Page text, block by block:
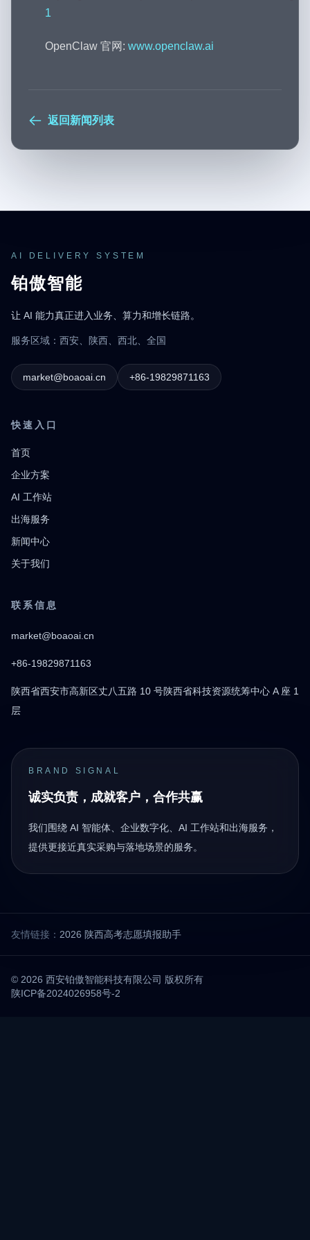
1
OpenClaw 官网: www.openclaw.ai
返回新闻列表
AI DELIVERY SYSTEM
铂傲智能
让 AI 能力真正进入业务、算力和增长链路。
服务区域：西安、陕西、西北、全国
market@boaoai.cn +86-19829871163
快速入口
首页
企业方案
AI 工作站
出海服务
新闻中心
关于我们
联系信息
market@boaoai.cn
+86-19829871163
陕西省西安市高新区丈八五路 10 号陕西省科技资源统筹中心 A 座 1
层
BRAND SIGNAL
诚实负责，成就客户，合作共赢
我们围绕 AI 智能体、企业数字化、AI 工作站和出海服务，
提供更接近真实采购与落地场景的服务。
友情链接： 2026 陕西高考志愿填报助手
© 2026 西安铂傲智能科技有限公司 版权所有
陕ICP备2024026958号-2